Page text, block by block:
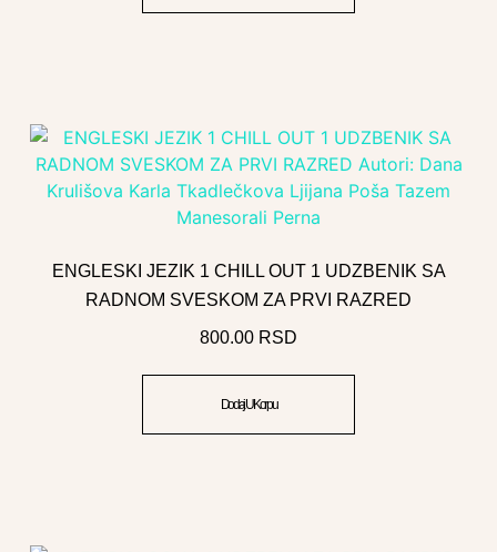
ENGLESKI JEZIK 1 CHILL OUT 1 UDZBENIK SA
RADNOM SVESKOM ZA PRVI RAZRED
800.00 RSD
Dodaj U Korpu